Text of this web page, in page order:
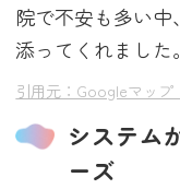
院で不安も多い
添ってくれました
引用元：Googleマッ
システム
ーズ